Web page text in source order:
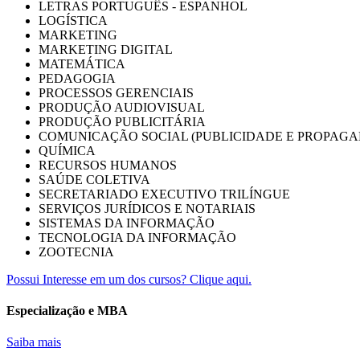
LETRAS PORTUGUÊS - ESPANHOL
LOGÍSTICA
MARKETING
MARKETING DIGITAL
MATEMÁTICA
PEDAGOGIA
PROCESSOS GERENCIAIS
PRODUÇÃO AUDIOVISUAL
PRODUÇÃO PUBLICITÁRIA
COMUNICAÇÃO SOCIAL (PUBLICIDADE E
QUÍMICA
RECURSOS HUMANOS
SAÚDE COLETIVA
SECRETARIADO EXECUTIVO TRILÍNGUE
SERVIÇOS JURÍDICOS E NOTARIAIS
SISTEMAS DA INFORMAÇÃO
TECNOLOGIA DA INFORMAÇÃO
ZOOTECNIA
Possui Interesse em um dos cursos? Clique aqui.
Especialização e MBA
Saiba mais